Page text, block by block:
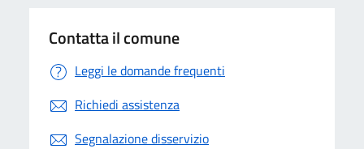
Contatta il comune
Leggi le domande frequenti
Richiedi assistenza
Segnalazione disservizio